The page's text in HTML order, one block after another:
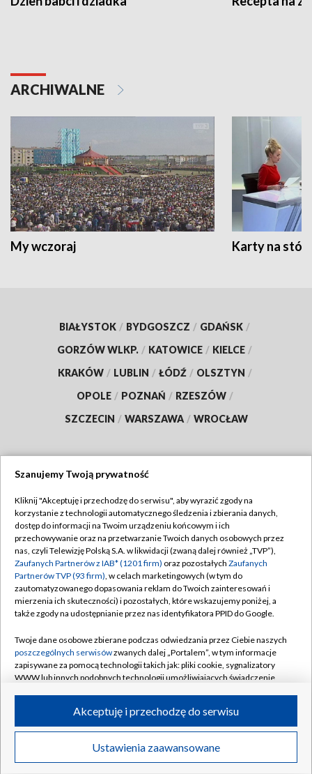
ARCHIWALNE
My wczoraj Karty na
BIAŁYSTOK / BYDGOSZCZ / GDAŃSK /
GORZÓW WLKP. / KATOWICE / KIELCE /
KRAKÓW / LUBLIN / ŁÓDŹ / OLSZTYN /
OPOLE / POZNAŃ / RZESZÓW /
SZCZECIN / WARSZAWA / WROCŁAW
TVP
Abonament TVP
Emisja w TVP
Centrum informacji TVP
Naziemna Telewizja Cyfrowa
Rada Programowa
System NOS
Informacje o nadawcy
Program dla prasy
Ogłoszenie przetargowe
Regulamin TVP
Polityka prywatności
Moje zgody
Pomoc
Kontakt
Kanały
©2026 Telewizja Polska S.A. w likwidacji
Szanujemy Twoją prywatność
Kliknij "Akceptuję i przechodzę do serwisu", aby wyrazić zgody na
korzystanie z technologii automatycznego śledzenia i zbierania danych,
dostęp do informacji na Twoim urządzeniu końcowym i ich
przechowywanie oraz na przetwarzanie Twoich danych osobowych przez
nas, czyli Telewizję Polską S.A. w likwidacji (zwaną dalej również „TVP”),
Zaufanych Partnerów z IAB* (1201 firm) oraz pozostałych Zaufanych
Partnerów TVP (93 firm), w celach marketingowych (w tym do
zautomatyzowanego dopasowania reklam do Twoich zainteresowań i
mierzenia ich skuteczności) i pozostałych, które wskazujemy poniżej, a
także zgody na udostępnianie przez nas identyfikatora PPID do Google.
Twoje dane osobowe zbierane podczas odwiedzania przez Ciebie naszych
poszczególnych serwisówzwanych dalej „Portalem”, w tym informacje
zapisywane za pomocą technologii takich jak: pliki cookie, sygnalizatory
WWW lub innych podobnych technologii umożliwiających świadczenie
ruchu w Internecie.
Twoje dane osobowe zbierane podczas odwiedzania przez Ciebie
poszczególnych serwisówna Portalu, takie jak adresy IP, identyfikatory
Ustawienia zaawansowane
Akceptuję i przechodzę do serwisu